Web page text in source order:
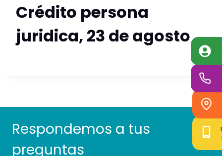
Crédito persona
juridica, 23 de agosto
Respondemos a tus
preguntas